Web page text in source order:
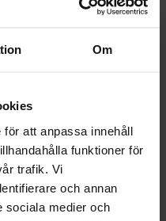
Om
att anpassa innehåll
funktioner för
trafik. Vi
och annan
sociala medier och